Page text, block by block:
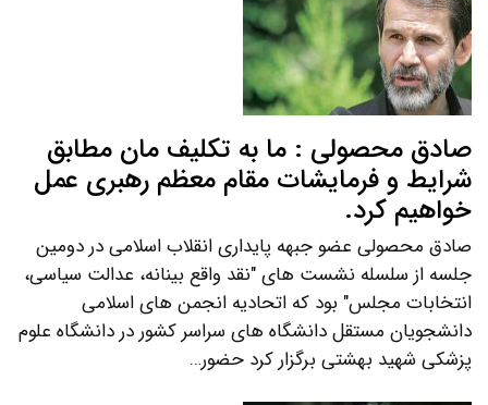
صادق محصولی : ما به تکلیف مان مطابق
شرایط و فرمایشات مقام معظم رهبری عمل
خواهیم کرد.
صادق محصولی عضو جبهه پایداری انقلاب اسلامی در دومین
جلسه از سلسله نشست های "نقد واقع بینانه، عدالت سیاسی،
انتخابات مجلس" بود که اتحادیه انجمن های اسلامی
دانشجویان مستقل دانشگاه های سراسر کشور در دانشگاه علوم
پزشکی شهید بهشتی برگزار کرد حضور…